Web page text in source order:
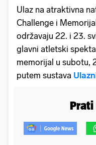
Ulaz na atraktivna
Challenge i
održavaju 22. i 23.
glavni atletski
memorijal u subotu,
putem sustava
Prati